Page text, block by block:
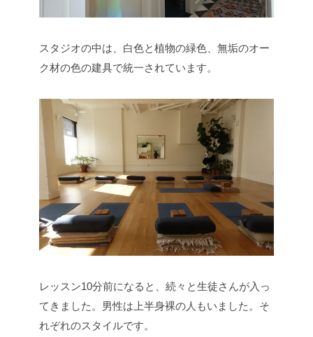
スタジオの中は、白色と植物の緑色、無垢のオー
ク材の色の建具で統一されています。
レッスン10分前になると、続々と生徒さんが入っ
てきました。男性は上半身裸の人もいました。そ
れぞれのスタイルです。